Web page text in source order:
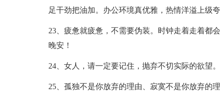
足干劲把油加。办公环境真优雅，热情洋溢上级夸
23、疲惫就疲惫，不需要伪装。时钟走着走着都
晚安！
24、女人，请一定要记住，抛弃不切实际的欲望。
25、孤独不是你放弃的理由、寂寞不是你放弃的